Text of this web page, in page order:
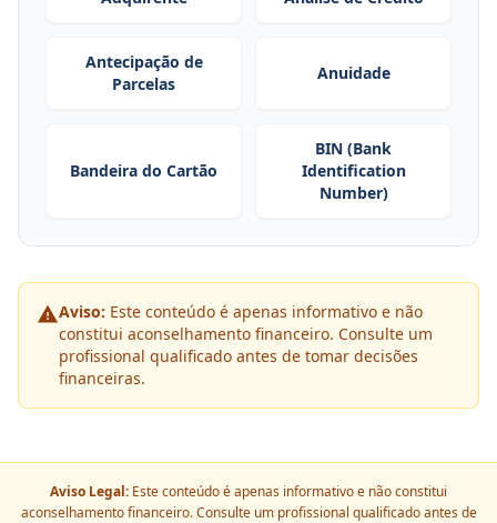
Antecipação de
Parcelas
Anuidade
Bandeira do Cartão
BIN (Bank
Identification
Number)
Aviso: Este conteúdo é apenas informativo e não
constitui aconselhamento financeiro. Consulte um
profissional qualificado antes de tomar decisões
financeiras.
Aviso Legal: Este conteúdo é apenas informativo e não constitui
aconselhamento financeiro. Consulte um profissional qualificado antes de